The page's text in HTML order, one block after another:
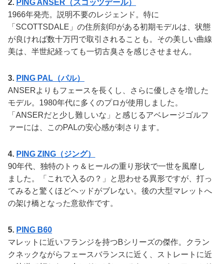
2. PING ANSER（スコッツデール）
1966年発売。説明不要のレジェンド。特に
「SCOTTSDALE」の住所刻印がある初期モデルは、状態
が良ければ数十万円で取引されることも。その美しい曲線
美は、半世紀経っても一切古臭さを感じさせません。
3. PING PAL（パル）
ANSERよりもフェースを長くし、さらに優しさを増した
モデル。1980年代に多くのプロが使用しました。
「ANSERだと少し難しいな」と感じるアベレージゴルフ
ァーには、このPALの安心感が刺さります。
4. PING ZING（ジング）
90年代、独特のトゥ＆ヒールの重り形状で一世を風靡し
ました。「これで入るの？」と思わせる異形ですが、打っ
てみると驚くほどヘッドがブレない。後の大型マレットへ
の架け橋となった意欲作です。
5. PING B60
マレットに近いフランジを持つBシリーズの傑作。クラン
クネックながらフェースバランスに近く、ストレートに近